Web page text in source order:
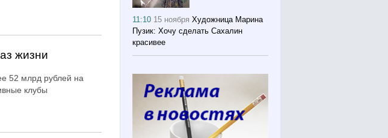
жизни
52 млрд рублей на
клубы
11:10 15 ноября Художница Марина
Пузик: Хочу сделать Сахалин
красивее